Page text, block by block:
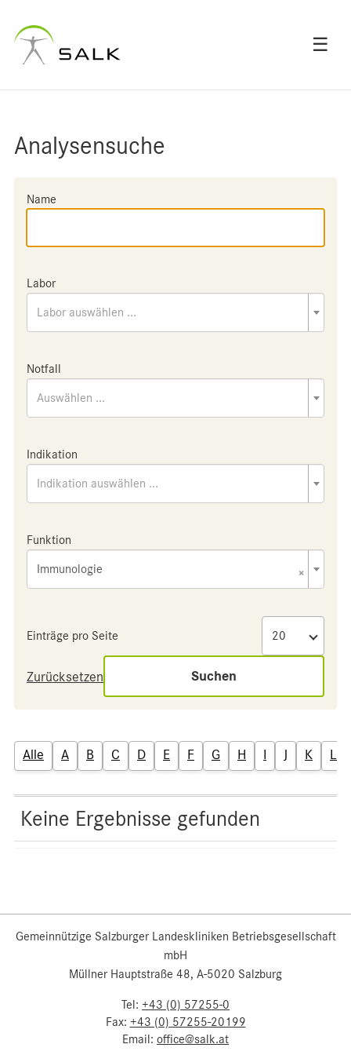
☰
Analysensuche
Name
Labor
Labor auswählen ...
Notfall
Auswählen ...
Indikation
Indikation auswählen ...
Funktion
×
Immunologie
Einträge pro Seite
Zurücksetzen Suchen
Alle A B C D E F G H I J K L
Keine Ergebnisse gefunden
Gemeinnützige Salzburger Landeskliniken Betriebsgesellschaft
mbH
Müllner Hauptstraße 48, A-5020 Salzburg
Tel: +43 (0) 57255-0
Fax: +43 (0) 57255-20199
Email: office@salk.at